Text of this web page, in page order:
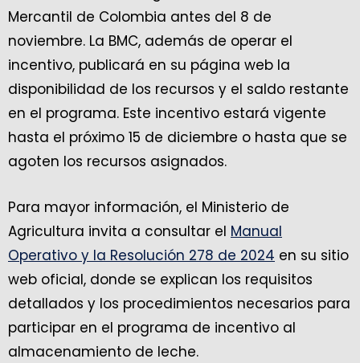
Mercantil de Colombia antes del 8 de
noviembre. La BMC, además de operar el
incentivo, publicará en su página web la
disponibilidad de los recursos y el saldo restante
en el programa. Este incentivo estará vigente
hasta el próximo 15 de diciembre o hasta que se
agoten los recursos asignados.
Para mayor información, el Ministerio de
Agricultura invita a consultar el Manual
Operativo y la Resolución 278 de 2024 en su sitio
web oficial, donde se explican los requisitos
detallados y los procedimientos necesarios para
participar en el programa de incentivo al
almacenamiento de leche.